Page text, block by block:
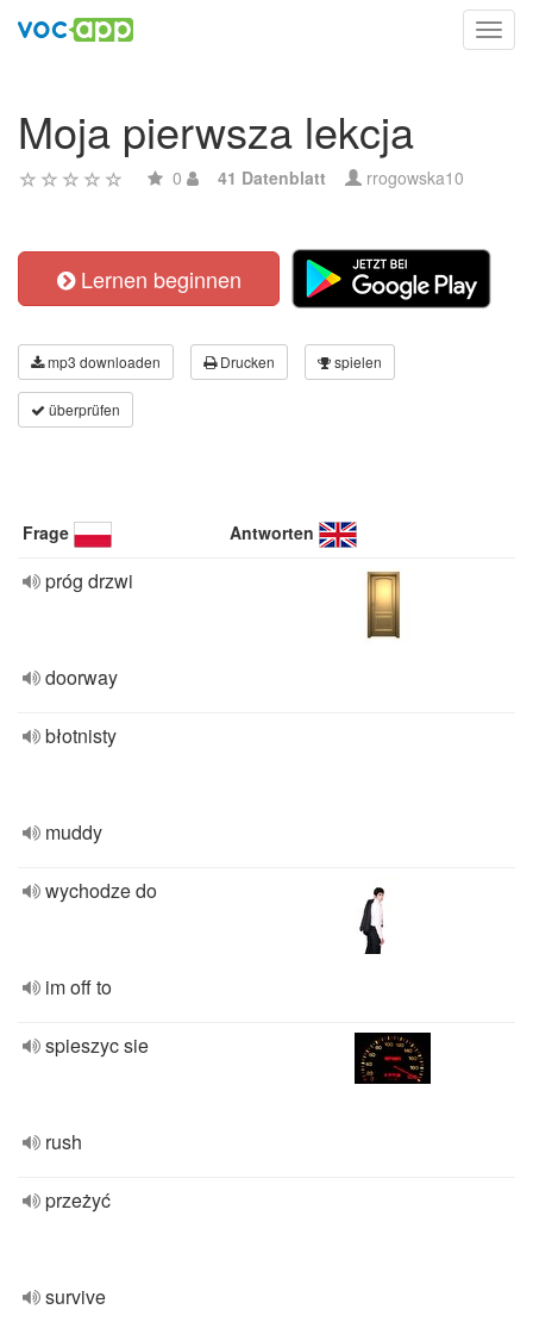
Moja pierwsza lekcja
0 41 Datenblatt rrogowska10
Lernen beginnen
mp3 downloaden Drucken spielen
überprüfen
Frage Antworten
próg drzwi
doorway
błotnisty
muddy
wychodze do
im off to
spieszyc sie
rush
przeżyć
survive